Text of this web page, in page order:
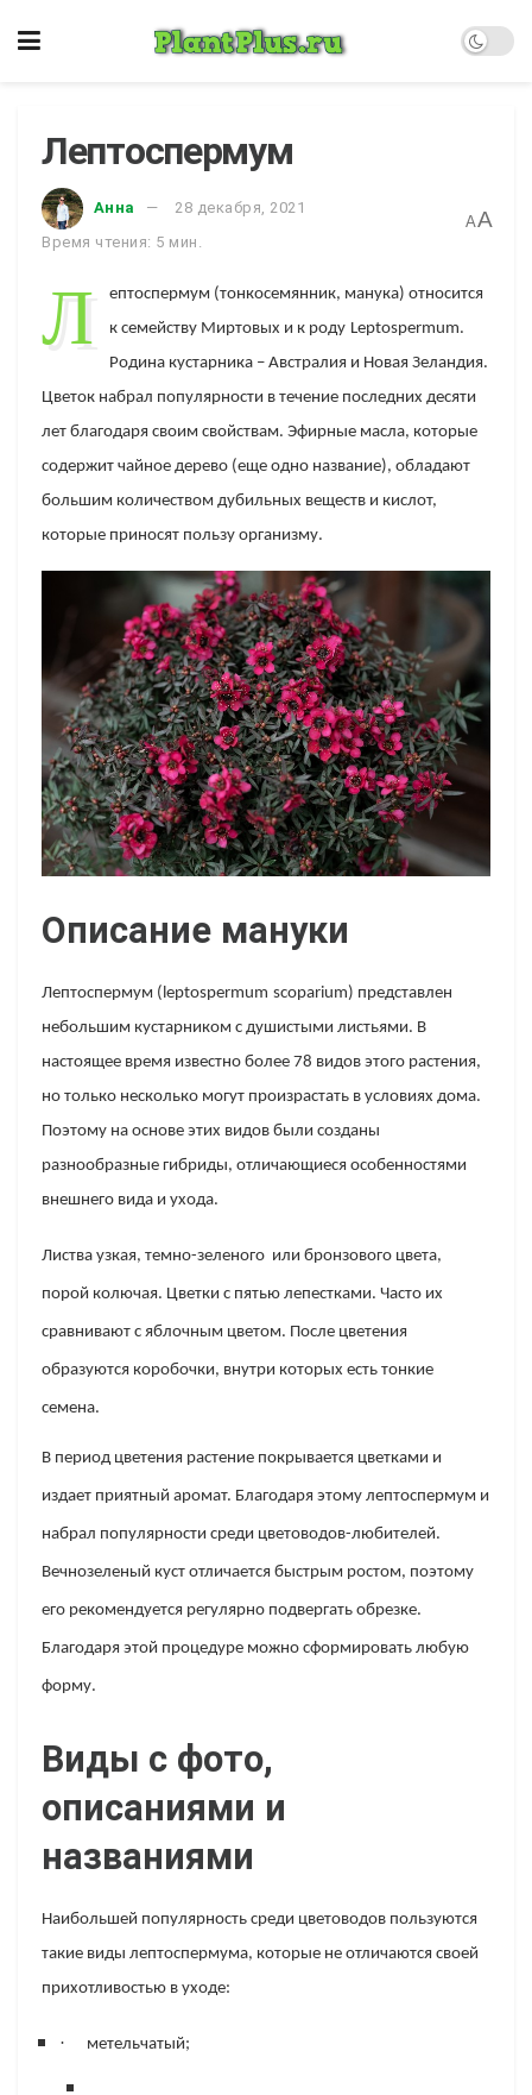
Лептоспермум
Анна
28 декабря, 2021
Время чтения: 5 мин.
AA
Л ептоспермум (тонкосемянник, манука) относится
к семейству Миртовых и к роду Leptospermum.
Родина кустарника – Австралия и Новая Зеландия.
Цветок набрал популярности в течение последних десяти
лет благодаря своим свойствам. Эфирные масла, которые
содержит чайное дерево (еще одно название), обладают
большим количеством дубильных веществ и кислот,
которые приносят пользу организму.
Описание мануки
Лептоспермум (leptospermum scoparium) представлен
небольшим кустарником с душистыми листьями. В
настоящее время известно более 78 видов этого растения,
но только несколько могут произрастать в условиях дома.
Поэтому на основе этих видов были созданы
разнообразные гибриды, отличающиеся особенностями
внешнего вида и ухода.
Листва узкая, темно-зеленого или бронзового цвета,
порой колючая. Цветки с пятью лепестками. Часто их
сравнивают с яблочным цветом. После цветения
образуются коробочки, внутри которых есть тонкие
семена.
В период цветения растение покрывается цветками и
издает приятный аромат. Благодаря этому лептоспермум и
набрал популярности среди цветоводов-любителей.
Вечнозеленый куст отличается быстрым ростом, поэтому
его рекомендуется регулярно подвергать обрезке.
Благодаря этой процедуре можно сформировать любую
форму.
Виды с фото,
описаниями и
названиями
Наибольшей популярность среди цветоводов пользуются
такие виды лептоспермума, которые не отличаются своей
прихотливостью в уходе:
· метельчатый;